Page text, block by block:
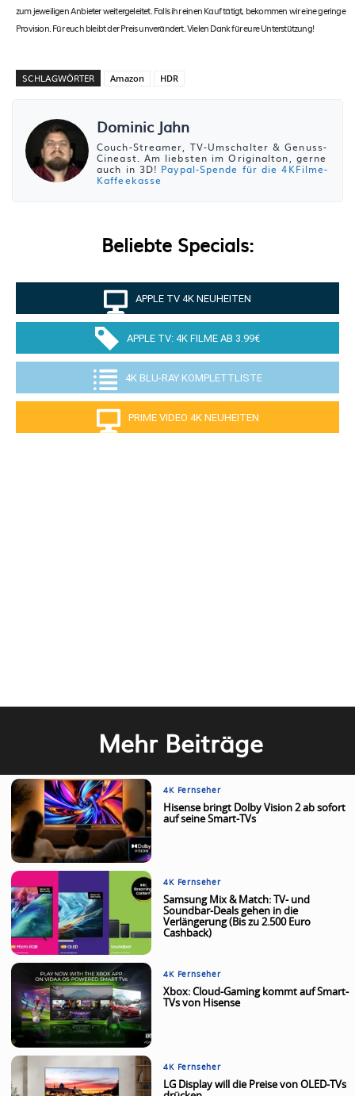
zum jeweiligen Anbieter weitergeleitet. Falls ihr einen Kauf tätigt, bekommen wir eine geringe
Provision. Für euch bleibt der Preis unverändert. Vielen Dank für eure Unterstützung!
SCHLAGWÖRTER Amazon HDR
Dominic Jahn
Couch-Streamer, TV-Umschalter & Genuss-
Cineast. Am liebsten im Originalton, gerne
auch in 3D! Paypal-Spende für die 4KFilme-
Kaffeekasse
Beliebte Specials:
APPLE TV 4K NEUHEITEN
APPLE TV: 4K FILME AB 3.99€
4K BLU-RAY KOMPLETTLISTE
PRIME VIDEO 4K NEUHEITEN
Mehr Beiträge
4K Fernseher
Hisense bringt Dolby Vision 2 ab sofort
auf seine Smart-TVs
4K Fernseher
Samsung Mix & Match: TV- und
Soundbar-Deals gehen in die
Verlängerung (Bis zu 2.500 Euro
Cashback)
4K Fernseher
Xbox: Cloud-Gaming kommt auf Smart-
TVs von Hisense
4K Fernseher
LG Display will die Preise von OLED-TVs